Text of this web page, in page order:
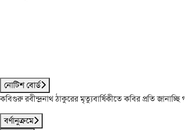
নোটিশ বোর্ড
কবিগুরু রবীন্দ্রনাথ ঠাকুরের মৃত্যুবার্ষিকীতে কবির প্রতি
বর্ণানুক্রমে